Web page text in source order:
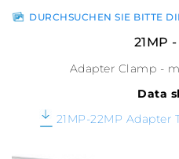
DURCHSUCHEN SIE BITTE
21MP
Adapter Clamp -
Data
21MP-22MP Adapter